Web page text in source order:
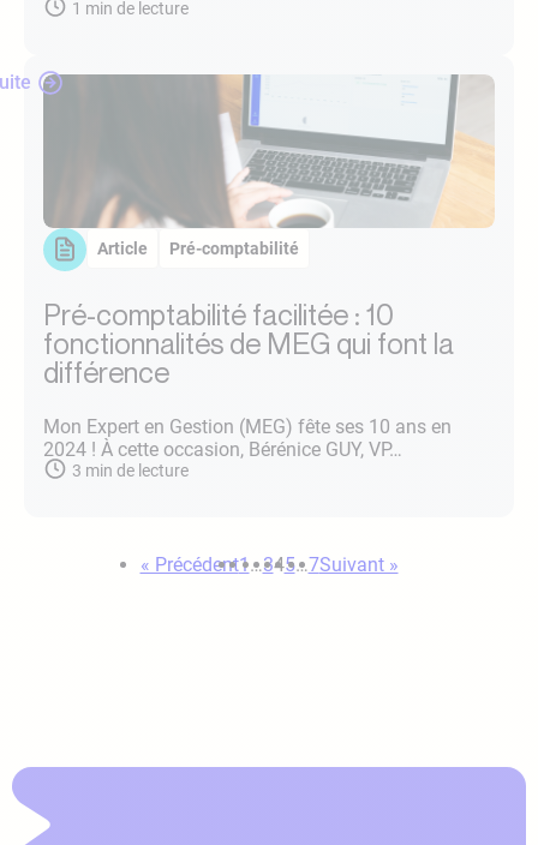
1 min de lecture
Article Pré-comptabilité
Pré-comptabilité facilitée : 10
fonctionnalités de MEG qui font la
différence
Mon Expert en Gestion (MEG) fête ses 10 ans en
2024 ! À cette occasion, Bérénice GUY, VP…
3 min de lecture
« PrécédentPage
1…Page
3Page
4Page
5…Page
7Suivant »